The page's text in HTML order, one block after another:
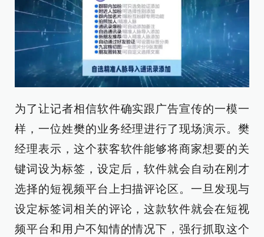
为了让记者相信软件确实跟广告宣传的一模一
样，一位姓樊的业务经理进行了现场演示。樊
经理表示，这个获客软件能够将商家想要的关
键词设为标签，设定后，软件就会自动在刚才
选择的短视频平台上扫描评论区。一旦发现与
设定标签词相关的评论，这款软件就会在短视
频平台和用户不知情的情况下，强行抓取这个